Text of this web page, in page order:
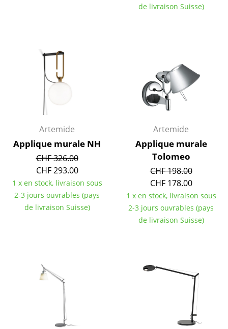
Tapis
Rideaux
... voir tous les accessoires
Espaces
Maison
Salon et Salle de séjour
Cuisine & Salle à manger
Chambre à coucher
Salle de Bain
Cellier & Buanderie
Jardin & Balcon
de livraison Suisse)
Artemide
Applique murale NH
CHF 326.00
CHF 293.00
1 x en stock, livraison sous
2-3 jours ouvrables (pays
de livraison Suisse)
Artemide
Applique murale
Tolomeo
CHF 198.00
CHF 178.00
1 x en stock, livraison sous
2-3 jours ouvrables (pays
de livraison Suisse)